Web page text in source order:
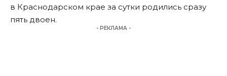
в Краснодарском крае за сутки родились сразу
пять двоен.
- РЕКЛАМА -